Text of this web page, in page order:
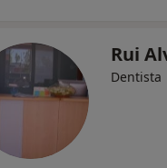
Rui
Dentista